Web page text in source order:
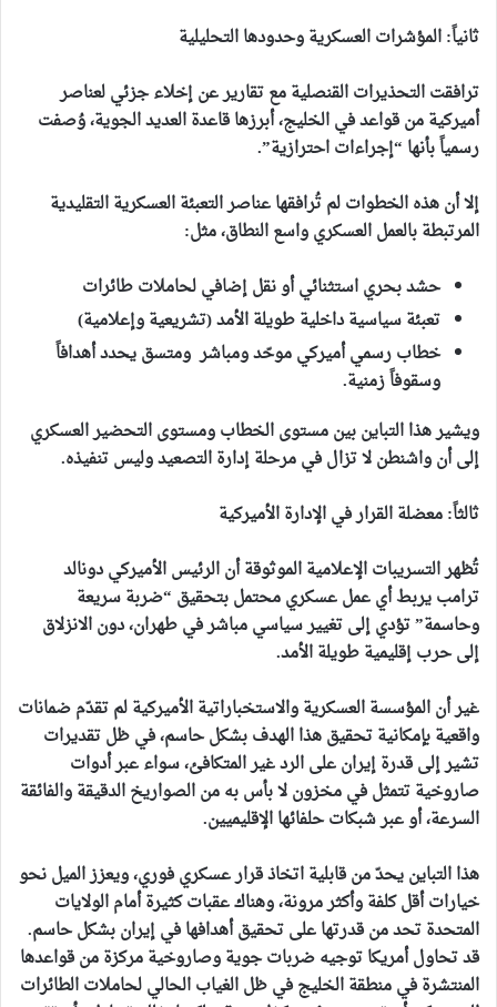
ثانياً: المؤشرات العسكرية وحدودها التحليلية
ترافقت التحذيرات القنصلية مع تقارير عن إخلاء جزئي لعناصر
أميركية من قواعد في الخليج، أبرزها قاعدة العديد الجوية، وُصفت
رسمياً بأنها “إجراءات احترازية”.
إلا أن هذه الخطوات لم تُرافقها عناصر التعبئة العسكرية التقليدية
المرتبطة بالعمل العسكري واسع النطاق، مثل:
حشد بحري استثنائي أو نقل إضافي لحاملات طائرات
تعبئة سياسية داخلية طويلة الأمد (تشريعية وإعلامية)
خطاب رسمي أميركي موحّد ومباشر ومتسق يحدد أهدافاً
وسقوفاً زمنية.
ويشير هذا التباين بين مستوى الخطاب ومستوى التحضير العسكري
إلى أن واشنطن لا تزال في مرحلة إدارة التصعيد وليس تنفيذه.
ثالثاً: معضلة القرار في الإدارة الأميركية
تُظهر التسريبات الإعلامية الموثوقة أن الرئيس الأميركي دونالد
ترامب يربط أي عمل عسكري محتمل بتحقيق “ضربة سريعة
وحاسمة” تؤدي إلى تغيير سياسي مباشر في طهران، دون الانزلاق
إلى حرب إقليمية طويلة الأمد.
غير أن المؤسسة العسكرية والاستخباراتية الأميركية لم تقدّم ضمانات
واقعية بإمكانية تحقيق هذا الهدف بشكل حاسم، في ظل تقديرات
تشير إلى قدرة إيران على الرد غير المتكافئ، سواء عبر أدوات
صاروخية تتمثل في مخزون لا بأس به من الصواريخ الدقيقة والفائقة
السرعة، أو عبر شبكات حلفائها الإقليميين.
هذا التباين يحدّ من قابلية اتخاذ قرار عسكري فوري، ويعزز الميل نحو
خيارات أقل كلفة وأكثر مرونة، وهناك عقبات كثيرة أمام الولايات
المتحدة تحد من قدرتها على تحقيق أهدافها في إيران بشكل حاسم.
قد تحاول أمريكا توجيه ضربات جوية وصاروخية مركزة من قواعدها
المنتشرة في منطقة الخليج في ظل الغياب الحالي لحاملات الطائرات